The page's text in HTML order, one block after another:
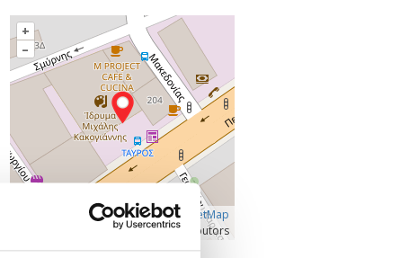
+
–
OpenLayers|OpenStreetMap
contributors